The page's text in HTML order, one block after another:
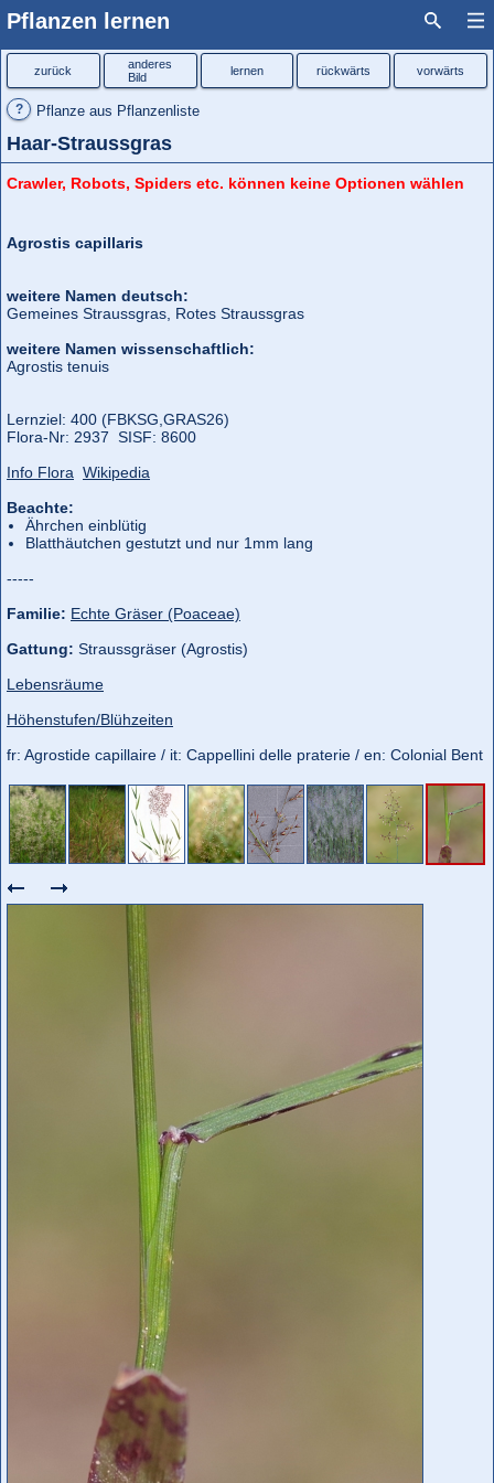
Pflanzen lernen
? Pflanze aus Pflanzenliste
Haar-Straussgras
zurück
anderes
Bild
lernen rückwärts vorwärts
Crawler, Robots, Spiders etc. können keine Optionen wählen
Agrostis capillaris
weitere Namen deutsch:
Gemeines Straussgras, Rotes Straussgras
weitere Namen wissenschaftlich:
Agrostis tenuis
Lernziel: 400 (FBKSG, GRAS26)
Flora‑Nr: 2937 SISF: 8600
Info Flora Wikipedia
Beachte:
Ährchen einblütig
Blatthäutchen gestutzt und nur 1mm lang
-----
Familie: Echte Gräser (Poaceae)
Gattung: Straussgräser (Agrostis)
Lebensräume
Höhenstufen/Blühzeiten
fr: Agrostide capillaire / it: Cappellini delle praterie / en: Colonial Bent